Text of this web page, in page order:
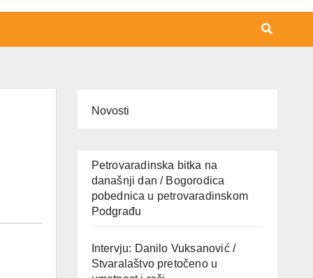
Novosti
Petrovaradinska bitka na
današnji dan / Bogorodica
pobednica u petrovaradinskom
Podgrađu
Intervju: Danilo Vuksanović /
Stvaralaštvo pretočeno u